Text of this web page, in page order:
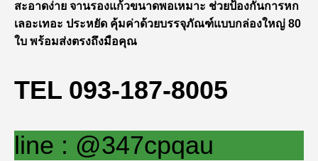
สะอาดง่าย จานรองแก้วขนาดพอเหมาะ ช่วยป้องกันการหก
เลอะเทอะ ประหยัด คุ้มค่าด้วยบรรจุภัณฑ์แบบกล่องใหญ่ 80
ใบ พร้อมส่งตรงถึงมือคุณ
TEL 093-187-8005
line : @347cpqau